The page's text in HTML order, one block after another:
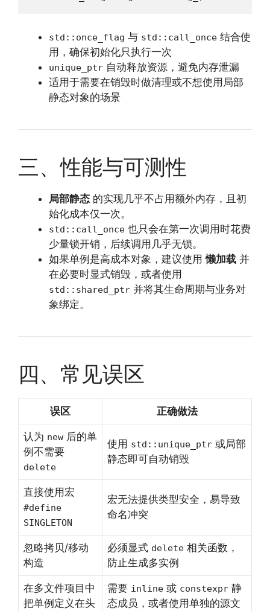
std::once_flag 与 std::call_once 结合使
用，确保初始化只执行一次
unique_ptr 自动释放资源，避免内存泄漏
适用于需要在销毁时做清理或不想使用局部
静态对象的场景
三、性能与可测性
局部静态 的实现几乎不占用额外内存，且初
始化成本仅一次。
std::call_once 也只会在第一次调用时花费
少量锁开销，后续调用几乎无锁。
如果单例是高成本对象，建议使用懒加载 并
在必要时显式销毁，或者使用
std::shared_ptr 并将其生命周期与业务对
象绑定。
四、常见误区
误区 正确做法
认为 new 后的单
例不需要
delete
使用 std::unique_ptr 或局部
静态即可自动销毁
直接使用宏
#define
SINGLETON
宏无法提供类型安全，易导致
命名冲突
忽略拷贝/移动
构造
必须显式 delete 相关函数，
防止生成多实例
在多文件项目中
把单例定义在头
需要 inline 或 constexpr 静
态成员，或者使用单独的源文